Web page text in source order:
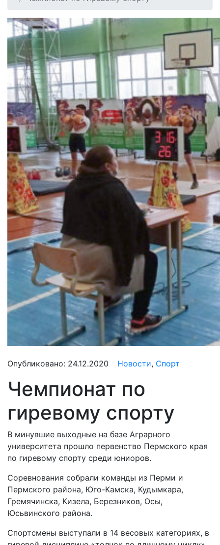
Опубликовано: 24.12.2020 Новости, Спорт
Чемпионат по
гиревому спорту
В минувшие выходные на базе Аграрного
университета прошло первенство Пермского края
по гиревому спорту среди юниоров.
Соревнования собрали команды из Перми и
Пермского района, Юго-Камска, Кудымкара,
Гремячинска, Кизела, Березников, Осы,
Юсьвинского района.
Спортсмены выступали в 14 весовых категориях, в